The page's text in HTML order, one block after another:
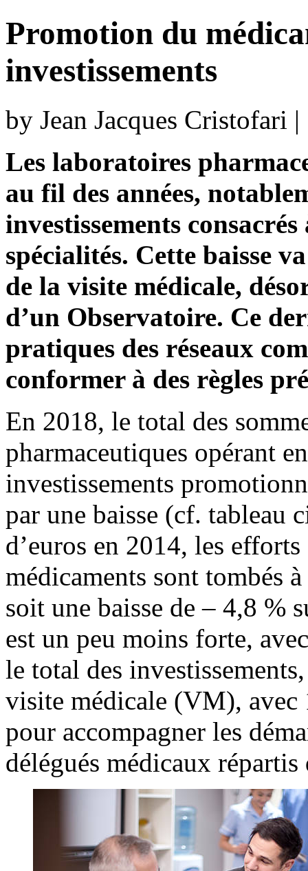
Promotion du
investissements
by Jean Jacques Cristofari
Les laboratoires
au fil des années,
investissements
spécialités. Cette baisse
de la visite médicale,
d’un Observatoire. Ce
pratiques des réseaux
conformer à des règles
En 2018, le total des
pharmaceutiques opérant
investissements
par une baisse (cf. tableau
d’euros en 2014, les
médicaments sont tombés
soit une baisse de – 4,8 %
est un peu moins forte,
le total des
visite médicale (VM), avec
pour accompagner les
délégués médicaux répartis